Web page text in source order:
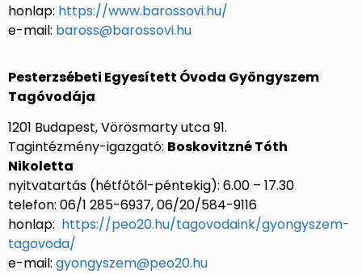
honlap: https://www.barossovi.hu/
e-mail: baross@barossovi.hu
Pesterzsébeti Egyesített Óvoda Gyöngyszem
Tagóvodája
1201 Budapest, Vörösmarty utca 91.
Tagintézmény-igazgató: Boskovitzné Tóth
Nikoletta
nyitvatartás (hétfőtől-péntekig): 6.00 – 17.30
telefon: 06/1 285-6937, 06/20/584-9116
honlap: https://peo20.hu/tagovodaink/gyongyszem-
tagovoda/
e-mail: gyongyszem@peo20.hu